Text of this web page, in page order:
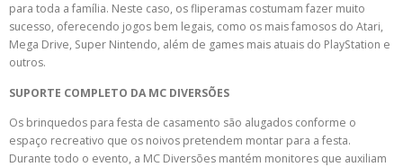
para toda a família. Neste caso, os fliperamas costumam fazer muito
sucesso, oferecendo jogos bem legais, como os mais famosos do Atari,
Mega Drive, Super Nintendo, além de games mais atuais do PlayStation e
outros.
SUPORTE COMPLETO DA MC DIVERSÕES
Os brinquedos para festa de casamento são alugados conforme o
espaço recreativo que os noivos pretendem montar para a festa.
Durante todo o evento, a MC Diversões mantém monitores que auxiliam